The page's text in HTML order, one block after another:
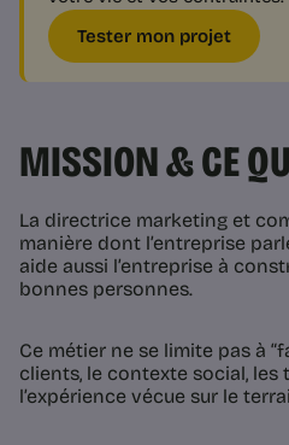
Tester mon projet
MISSION & CE
La directrice marketing et
manière dont l’entreprise
aide aussi l’entreprise à
bonnes personnes.
Ce métier ne se limite pas à
clients, le contexte social,
l’expérience vécue sur le